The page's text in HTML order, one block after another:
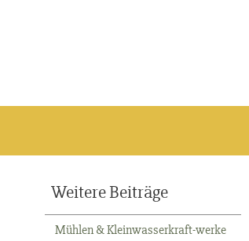
Weitere Beiträge
Mühlen & Kleinwasserkraft-werke